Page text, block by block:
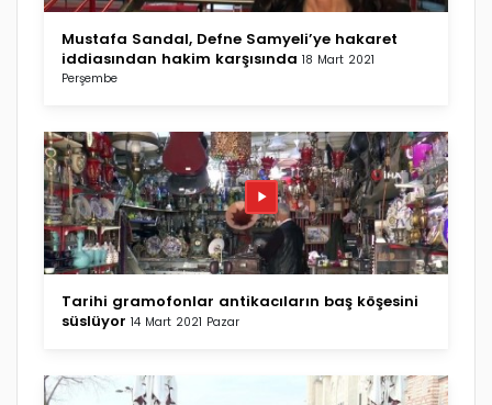
Mustafa Sandal, Defne Samyeli’ye hakaret
iddiasından hakim karşısında 18 Mart 2021
Perşembe
Tarihi gramofonlar antikacıların baş köşesini
süslüyor 14 Mart 2021 Pazar